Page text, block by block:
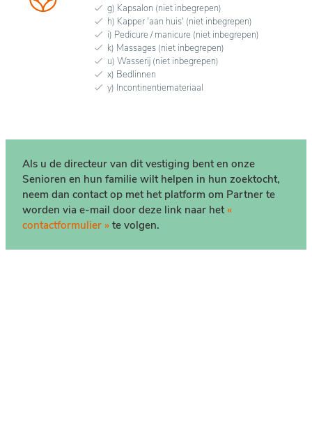
g) Kapsalon (niet inbegrepen)
h) Kapper 'aan huis' (niet inbegrepen)
i) Pedicure / manicure (niet inbegrepen)
k) Massages (niet inbegrepen)
u) Wasserij (niet inbegrepen)
x) Bedlinnen
y) Incontinentiemateriaal
Als u de directeur van dit vestiging bent en onze
Senioren en hun familie wilt helpen in hun zoektocht,
neem dan contact op met het platform om Partner te
worden via e-mail door deze link naar het «
contactformulier » te volgen.